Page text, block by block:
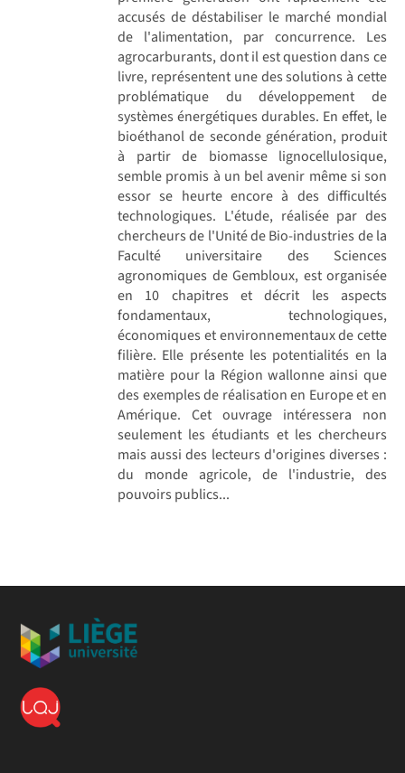
accusés de déstabiliser le marché mondial
de l'alimentation, par concurrence. Les
agrocarburants, dont il est question dans ce
livre, représentent une des solutions à cette
problématique du développement de
systèmes énergétiques durables. En effet, le
bioéthanol de seconde génération, produit
à partir de biomasse lignocellulosique,
semble promis à un bel avenir même si son
essor se heurte encore à des difficultés
technologiques. L'étude, réalisée par des
chercheurs de l'Unité de Bio-industries de la
Faculté universitaire des Sciences
agronomiques de Gembloux, est organisée
en 10 chapitres et décrit les aspects
fondamentaux, technologiques,
économiques et environnementaux de cette
filière. Elle présente les potentialités en la
matière pour la Région wallonne ainsi que
des exemples de réalisation en Europe et en
Amérique. Cet ouvrage intéressera non
seulement les étudiants et les chercheurs
mais aussi des lecteurs d'origines diverses :
du monde agricole, de l'industrie, des
pouvoirs publics...